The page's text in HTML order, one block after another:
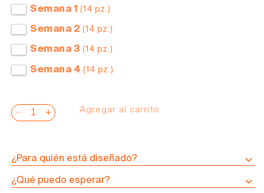
Semana 1(14 pz.)
Semana 2(14 pz.)
Semana 3(14 pz.)
Semana 4(14 pz.)
Reducir
Programa
Caldo
Aumentar
Programa
Caldo
Agregar al carrito
¿Para quién está diseñado?
¿Qué puedo esperar?